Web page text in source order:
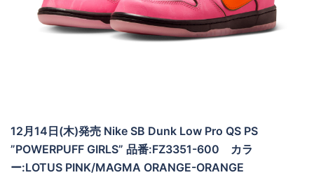
12月14日(木)発売 Nike SB Dunk Low Pro QS PS
”POWERPUFF GIRLS” 品番:FZ3351-600 カラ
ー:LOTUS PINK/MAGMA ORANGE-ORANGE